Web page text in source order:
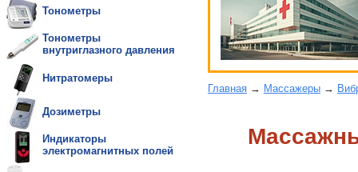
Тонометры
Тонометры
внутриглазного давления
Нитратомеры
Дозиметры
Индикаторы
электромагнитных полей
Главная → Массажеры →